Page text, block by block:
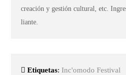
creación y gestión cultural, etc.
liante.
Etiquetas: Inc'omodo Festival